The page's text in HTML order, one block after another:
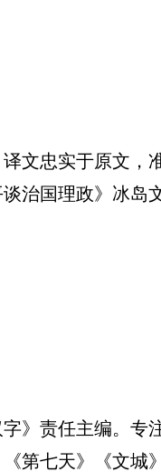
忠实于原文，
治国理政》冰岛
责任主编。专
第七天》《文城